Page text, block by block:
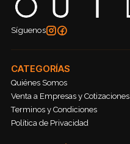
Síguenos
CATEGORÍAS
Quiénes Somos
Venta a Empresas y Cotizaciones
Terminos y Condiciones
Política de Privacidad